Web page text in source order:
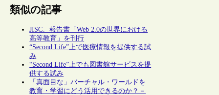
類似の記事
JISC、報告書「Web 2.0の世界における
高等教育」を刊行
“Second Life”上で医療情報を提供する試
み
“Second Life”上でも図書館サービスを提
供する試み
「真面目な」バーチャル・ワールドを
教育・学習にどう活用できるのか？－